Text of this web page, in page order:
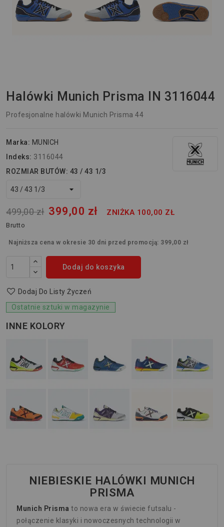
Halówki Munich Prisma IN 3116044
Profesjonalne halówki Munich Prisma 44
Marka: MUNICH
Indeks: 3116044
ROZMIAR BUTÓW: 43 / 43 1/3
499,00 zł 399,00 zł ZNIŻKA 100,00 ZŁ
Brutto
Najniższa cena w okresie 30 dni przed promocją: 399,00 zł
Dodaj do koszyka
Dodaj Do Listy Życzeń
Ostatnie sztuki w magazynie
INNE KOLORY
NIEBIESKIE HALÓWKI MUNICH
PRISMA
Munich Prisma to nowa era w świecie futsalu -
połączenie klasyki i nowoczesnych technologii w